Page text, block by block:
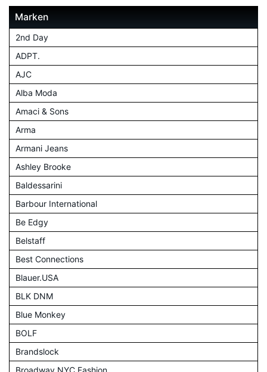
Marken
2nd Day
ADPT.
AJC
Alba Moda
Amaci & Sons
Arma
Armani Jeans
Ashley Brooke
Baldessarini
Barbour International
Be Edgy
Belstaff
Best Connections
Blauer.USA
BLK DNM
Blue Monkey
BOLF
Brandslock
Broadway NYC Fashion